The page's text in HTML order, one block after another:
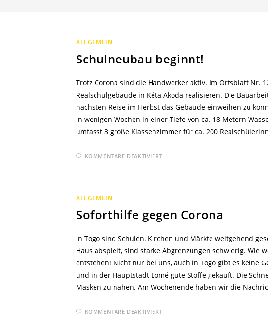
ALLGEMEIN
Schulneubau beginnt!
Trotz Corona sind die Handwerker aktiv. Im Ortsblatt Nr.
Realschulgebäude in Kéta Akoda realisieren. Die
nächsten Reise im Herbst das Gebäude einweihen zu
in wenigen Wochen in einer Tiefe von ca. 18 Metern
umfasst 3 große Klassenzimmer für ca. 200
KOMMENTARE DEAKTIVIERTFÜR
ALLGEMEIN
Soforthilfe gegen Corona
In Togo sind Schulen, Kirchen und Märkte weitgehend
Haus abspielt, sind starke Abgrenzungen schwierig. Wie
entstehen! Nicht nur bei uns, auch in Togo gibt es keine
und in der Hauptstadt Lomé gute Stoffe gekauft. Die
Masken zu nähen. Am Wochenende haben wir die
KOMMENTARE DEAKTIVIERTFÜR